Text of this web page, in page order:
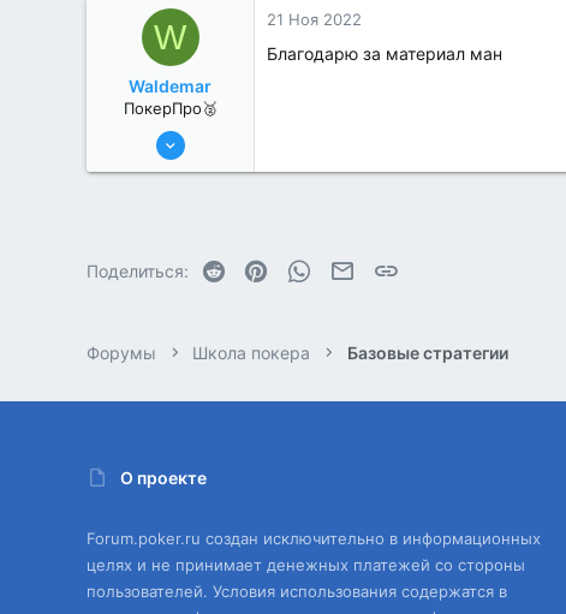
W
Waldemar
ПокерПро🥈
25 Июл 2022
21 Ноя 2022
Благодарю за материал ман
Поделиться: Reddit PinterestWhatsAppЭлектронная почта
Форумы Школа покера Базовые стратегии
О проекте
Forum.poker.ru создан исключительно в информационных
целях и не принимает денежных платежей со стороны
пользователей. Условия использования содержатся в